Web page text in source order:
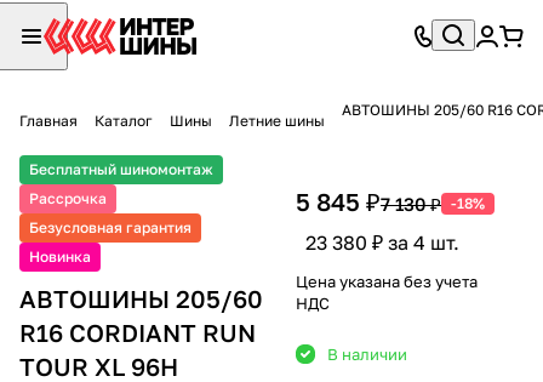
Главная Каталог Шины Летние шины
АВТОШИНЫ 205/60 R16
Бесплатный шиномонтаж
Рассрочка
Безусловная гарантия
Новинка
АВТОШИНЫ 205/60
R16 CORDIANT RUN
TOUR XL 96H
5 845 ₽7 130 ₽ -18%
23 380 ₽ за 4 шт.
Цена указана без учета
НДС
В наличии